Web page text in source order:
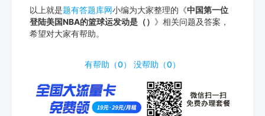
以上就是题有答题库网小编为大家整理的《中国第一位
登陆美国NBA的篮球运发动是（） 》相关问题及答案，
希望对大家有帮助。
有帮助（0） 没帮助（0）